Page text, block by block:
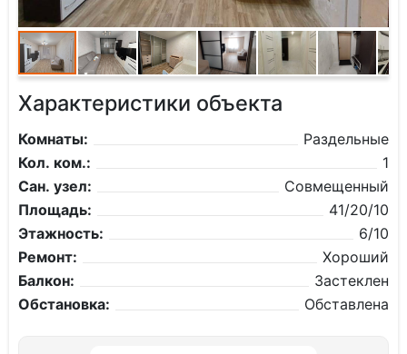
Характеристики объекта
Комнаты:
Раздельные
Кол. ком.:
1
Сан. узел:
Совмещенный
Площадь:
41/20/10
Этажность:
6/10
Ремонт:
Хороший
Балкон:
Застеклен
Обстановка:
Обставлена